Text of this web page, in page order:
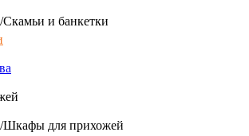
и банкетки
Шкафы для прихожей